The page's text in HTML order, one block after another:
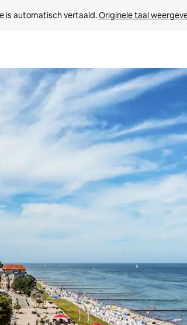
is automatisch vertaald. Originele taal
omhoog en omlaag, óf door te